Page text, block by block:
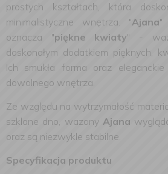
prostych kształtach, która
minimalistyczne wnętrza. "Ajana"
oznacza "piękne kwiaty" -
doskonałym dodatkiem pięknych,
Ich smukła forma oraz
dowolnego wnętrza.
Ze względu na wytrzymałość
szklane dno, wazony Ajana
oraz są niezwykle stabilne.
Specyfikacja produktu